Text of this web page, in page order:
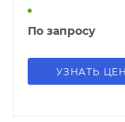
По запросу
УЗНАТЬ